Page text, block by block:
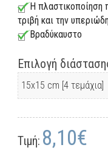
Η πλαστικοποίηση
τριβή και την
Βραδύκαυστο
Επιλογή
Τιμή: 8,10€